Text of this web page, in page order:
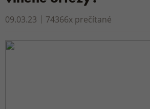
09.03.23 74366x prečítané
VESTY
JARNÁ A LETNÁ OBUV
VANKÚŠE
SPÁLŇA
OPIERKY
DARČEKY DO 40 €